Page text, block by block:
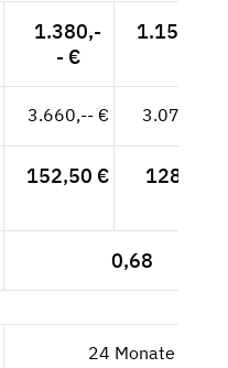
1.380,-
- €
1.159,66
3.660,-- € 3.075,63
152,50 € 128,15 €
0,68
24 Monate